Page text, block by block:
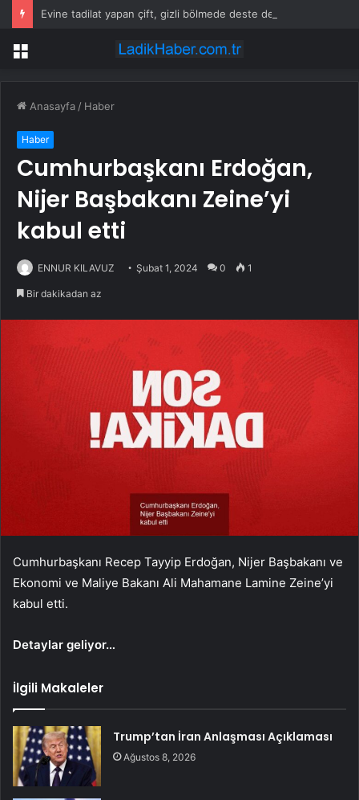
Menü
Anasayfa / Haber
Haber
Cumhurbaşkanı Erdoğan,
Nijer Başbakanı Zeine’yi
kabul etti
ENNUR KILAVUZ Şubat 1, 2024 0 1
Bir dakikadan az
Cumhurbaşkanı Recep Tayyip Erdoğan, Nijer Başbakanı ve
Ekonomi ve Maliye Bakanı Ali Mahamane Lamine Zeine’yi
kabul etti.
Detaylar geliyor…
İlgili Makaleler
Trump’tan İran Anlaşması Açıklaması
Ağustos 8, 2026